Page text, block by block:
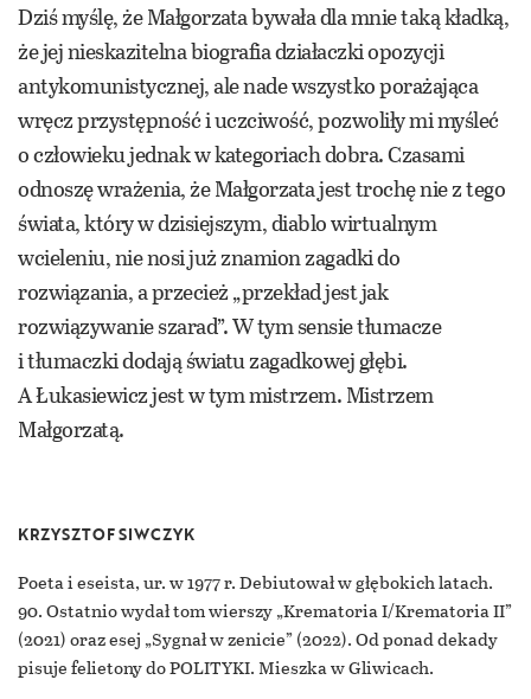
Dziś myślę, że Małgorzata bywała dla mnie taką kładką,
że jej nieskazitelna biografia działaczki opozycji
antykomunistycznej, ale nade wszystko porażająca
wręcz przystępność i uczciwość, pozwoliły mi myśleć
o człowieku jednak w kategoriach dobra. Czasami
odnoszę wrażenia, że Małgorzata jest trochę nie z tego
świata, który w dzisiejszym, diablo wirtualnym
wcieleniu, nie nosi już znamion zagadki do
rozwiązania, a przecież „przekład jest jak
rozwiązywanie szarad”. W tym sensie tłumacze
i tłumaczki dodają światu zagadkowej głębi.
A Łukasiewicz jest w tym mistrzem. Mistrzem
Małgorzatą.
KRZYSZTOF SIWCZYK
Poeta i eseista, ur. w 1977 r. Debiutował w głębokich latach.
90. Ostatnio wydał tom wierszy „Krematoria I/Krematoria II”
(2021) oraz esej „Sygnał w zenicie” (2022). Od ponad dekady
pisuje felietony do POLITYKI. Mieszka w Gliwicach.